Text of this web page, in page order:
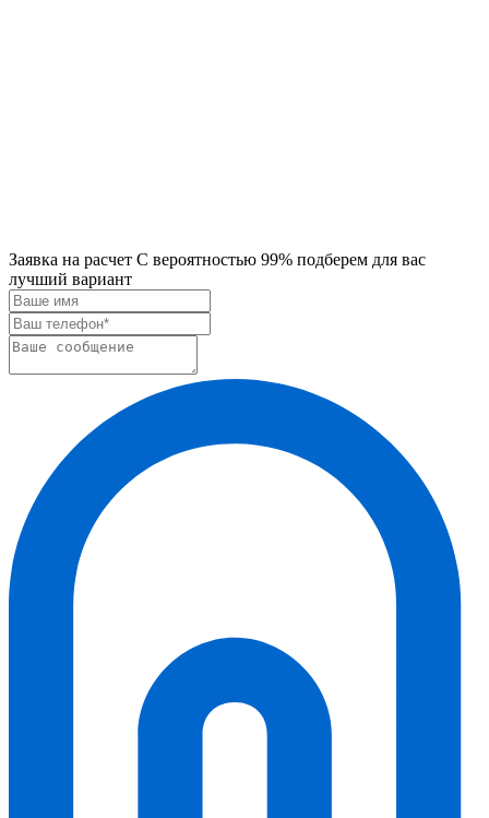
Заявка на расчет С вероятностью 99% подберем для вас
лучший вариант